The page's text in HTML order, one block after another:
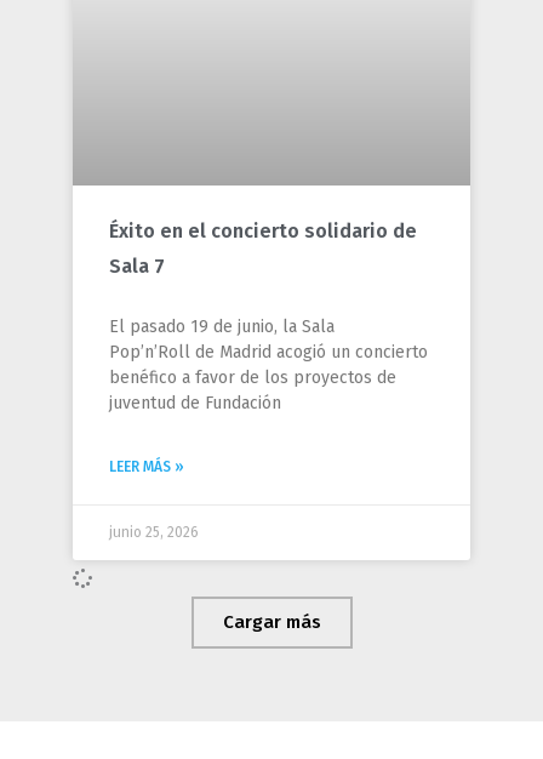
Éxito en el concierto solidario de
Sala 7
El pasado 19 de junio, la Sala
Pop’n’Roll de Madrid acogió un concierto
benéfico a favor de los proyectos de
juventud de Fundación
LEER MÁS »
junio 25, 2026
Cargar más